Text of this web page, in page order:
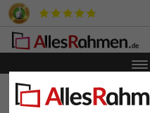
Zurück|Bilderrahmen-Shop
Sonderzuschnitt Cotonou